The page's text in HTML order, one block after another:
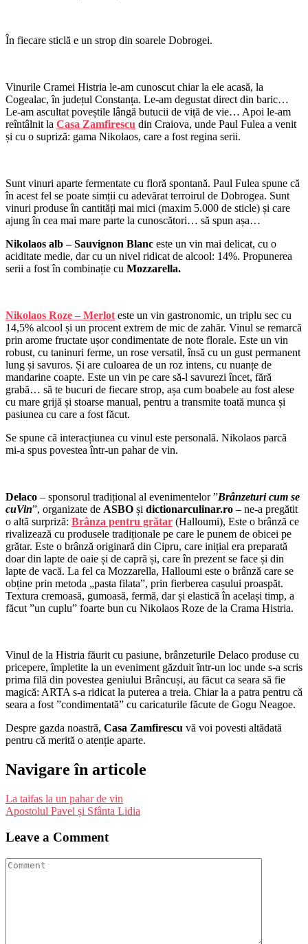
În fiecare sticlă e un strop din soarele Dobrogei.
Vinurile Cramei Histria le-am cunoscut chiar la ele acasă, la
Cogealac, în județul Constanța. Le-am degustat direct din baric…
Le-am ascultat poveștile lângă butucii de viță de vie… Apoi le-am
reîntâlnit la Casa Zamfirescu din Craiova, unde Paul Fulea a venit
și cu o supriză: gama Nikolaos, care a fost regina serii.
Sunt vinuri aparte fermentate cu floră spontană. Paul Fulea spune că
în acest fel se poate simții cu adevărat terroirul de Dobrogea. Sunt
vinuri produse în cantități mai mici (maxim 5.000 de sticle) și care
ajung în cea mai mare parte la cunoscători… să spun așa…
Nikolaos alb – Sauvignon Blanc este un vin mai delicat, cu o
aciditate medie, dar cu un nivel ridicat de alcool: 14%. Propunerea
serii a fost în combinație cu Mozzarella.
Nikolaos Roze – Merlot este un vin gastronomic, un triplu sec cu
14,5% alcool și un procent extrem de mic de zahăr. Vinul se remarcă
prin arome fructate ușor condimentate de note florale. Este un vin
robust, cu taninuri ferme, un rose versatil, însă cu un gust permanent
lung și savuros. Și are culoarea de un roz intens, cu nuanțe de
mandarine coapte. Este un vin pe care să-l savurezi încet, fără
grabă… să te bucuri de fiecare strop, așa cum boabele au fost alese
cu mare grijă și stoarse manual, pentru a transmite toată munca și
pasiunea cu care a fost făcut.
Se spune că interacțiunea cu vinul este personală. Nikolaos parcă
mi-a spus povestea într-un pahar de vin.
Delaco – sponsorul tradițional al evenimentelor ”Brânzeturi cum se
cuVin”, organizate de ASBO și dictionarculinar.ro – ne-a pregătit
o altă surpriză: Brânza pentru grătar (Halloumi), Este o brânză ce
rivalizează cu produsele tradiționale pe care le punem de obicei pe
grătar. Este o brânză originară din Cipru, care inițial era preparată
doar din lapte de oaie și de capră și, care în prezent se face și din
lapte de vacă. La fel ca Mozzarella, Halloumi este o brânză care se
obține prin metoda „pasta filata”, prin fierberea cașului proaspăt.
Textura cremoasă, gumoasă, fermă, dar și elastică în același timp, a
făcut ”un cuplu” foarte bun cu Nikolaos Roze de la Crama Histria.
Vinul de la Histria făurit cu pasiune, brânzeturile Delaco produse cu
pricepere, împletite la un eveniment găzduit într-un loc unde s-a scris
prima filă din povestea geniului Brâncuși, au făcut ca seara să fie
magică: ARTA s-a ridicat la puterea a treia. Chiar la a patra pentru că
seara a fost ”condimentată” cu caricaturile făcute de Gogu Neagoe.
Despre gazda noastră, Casa Zamfirescu vă voi povesti altădată
pentru că merită o atenție aparte.
Navigare în articole
La taifas la un pahar de vin
Apostolul Pavel și Sfânta Lidia
Leave a Comment